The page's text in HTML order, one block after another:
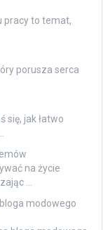
pracy to temat,
porusza serca
się, jak łatwo
na życie
…
modowego